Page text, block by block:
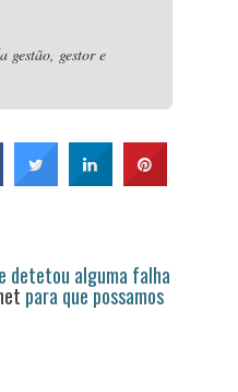
gestão, gestor e
detetou alguma falha
para que possamos